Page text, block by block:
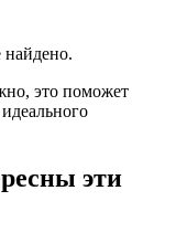
это поможет
эти